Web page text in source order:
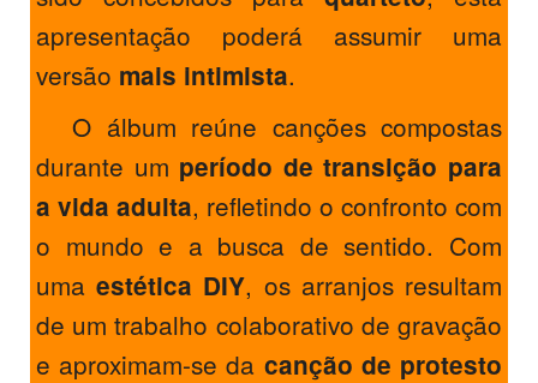
apresentação poderá assumir uma
versão mais intimista.
O álbum reúne canções compostas
durante um período de transição para
a vida adulta, refletindo o confronto com
o mundo e a busca de sentido. Com
umaestética DIY, os arranjos resultam
de um trabalho colaborativo de gravação
e aproximam-se da canção de protesto